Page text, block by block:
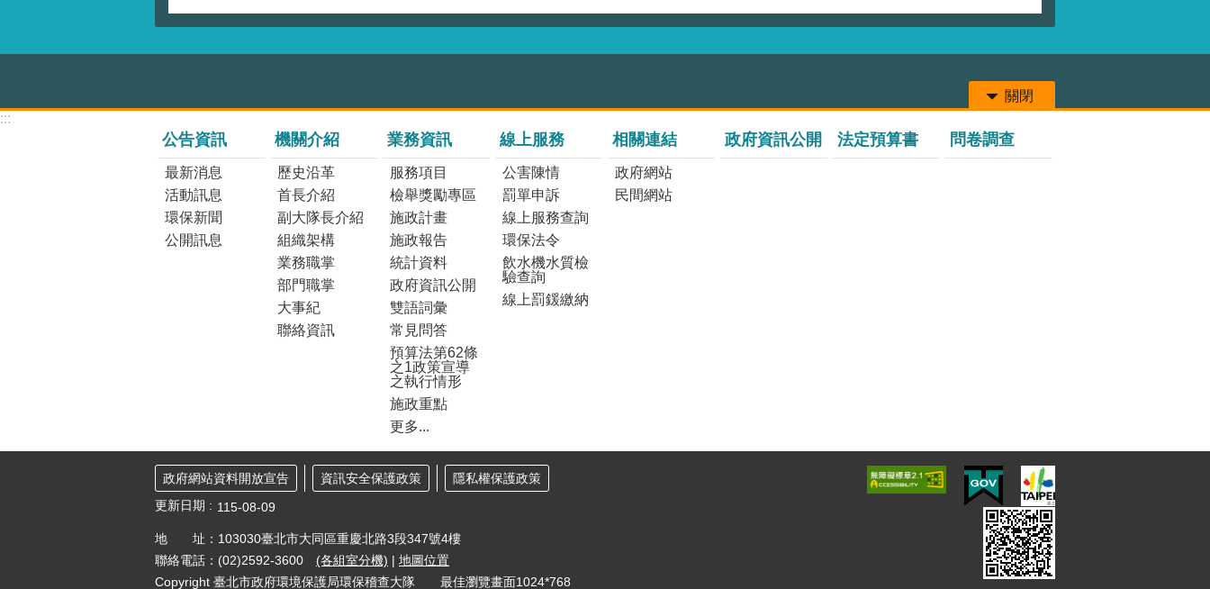
關閉
:::
公告資訊
最新消息
活動訊息
環保新聞
公開訊息
機關介紹
歷史沿革
首長介紹
副大隊長介紹
組織架構
業務職掌
部門職掌
大事紀
聯絡資訊
業務資訊
服務項目
檢舉獎勵專區
施政計畫
施政報告
統計資料
政府資訊公開
雙語詞彙
常見問答
預算法第62條
之1政策宣導
之執行情形
施政重點
更多...
線上服務
公害陳情
罰單申訴
線上服務查詢
環保法令
飲水機水質檢
驗查詢
線上罰鍰繳納
相關連結
政府網站
民間網站
政府資訊公開 法定預算書 問卷調查
政府網站資料開放宣告 資訊安全保護政策
隱私權保護政策
更新日期
115-08-09
地 址：103030臺北市大同區重慶北路3段347號4樓
聯絡電話：(02)2592-3600 (各組室分機) | 地圖位置
Copyright 臺北市政府環境保護局環保稽查大隊 最佳瀏覽畫面1024*768